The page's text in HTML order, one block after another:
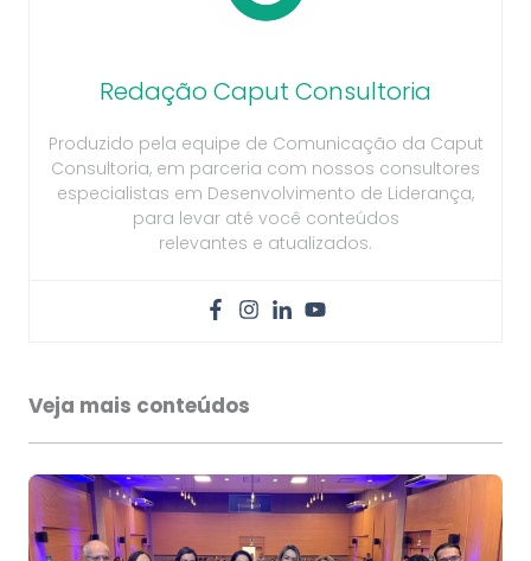
Redação Caput Consultoria
Produzido pela equipe de Comunicação da Caput
Consultoria, em parceria com nossos consultores
especialistas em Desenvolvimento de Liderança,
para levar até você conteúdos
relevantes e atualizados.
Veja mais conteúdos